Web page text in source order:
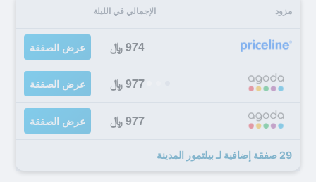
مزود الإجمالي في الليلة
974 ﷼ عرض الصفقة
977 ﷼ عرض الصفقة
977 ﷼ عرض الصفقة
29 صفقة إضافية لـ بيلتمور المدينة